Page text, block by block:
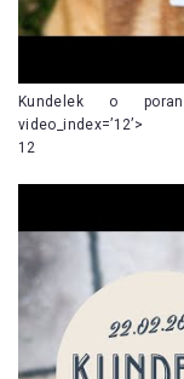
Kundelek o
video_index=’12’>
12